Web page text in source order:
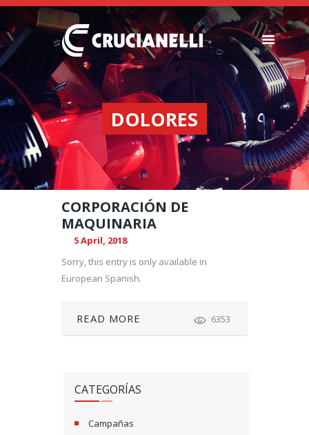
DOLORES
SEEDERS
FERTILIZER
SPREADERS
ABOUT US
DEALERSHIPS
NEWS
COMPANY
CONTACT
CORPORACIÓN DE
MAQUINARIA
5 April, 2018
Sorry, this entry is only available in
European Spanish.
READ MORE 6353
CATEGORÍAS
Campañas